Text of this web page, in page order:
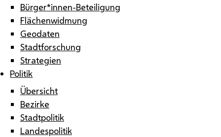
Bürger*innen-Beteiligung
Flächenwidmung
Geodaten
Stadtforschung
Strategien
Politik
Übersicht
Bezirke
Stadtpolitik
Landespolitik